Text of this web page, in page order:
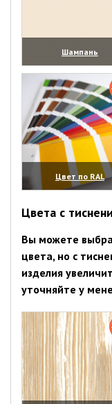
Шампань
(увеличить)
Цвет по RAL
(увеличить)
Цвета с
Вы можете
цвета, но с
изделия
уточняйте у